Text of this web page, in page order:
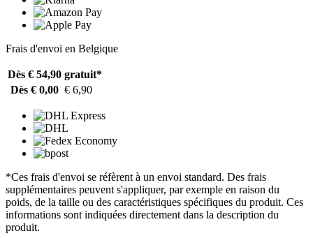
Frais d'envoi en Belgique
Dès € 54,90 gratuit*
Dès € 0,00 € 6,90
*Ces frais d'envoi se réfèrent à un envoi standard. Des frais
supplémentaires peuvent s'appliquer, par exemple en raison du
poids, de la taille ou des caractéristiques spécifiques du produit. Ces
informations sont indiquées directement dans la description du
produit.